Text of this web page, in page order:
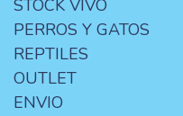
STOCK VIVO
PERROS Y GATOS
REPTILES
OUTLET
ENVIO